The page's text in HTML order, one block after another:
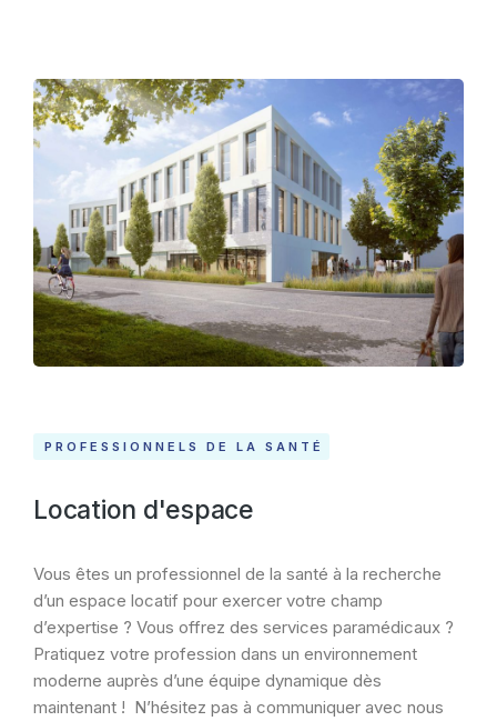
PROFESSIONNELS DE LA SANTÉ
Location d'espace
Vous êtes un professionnel de la santé à la recherche
d’un espace locatif pour exercer votre champ
d’expertise ? Vous offrez des services paramédicaux ?
Pratiquez votre profession dans un environnement
moderne auprès d’une équipe dynamique dès
maintenant ! N’hésitez pas à communiquer avec nous